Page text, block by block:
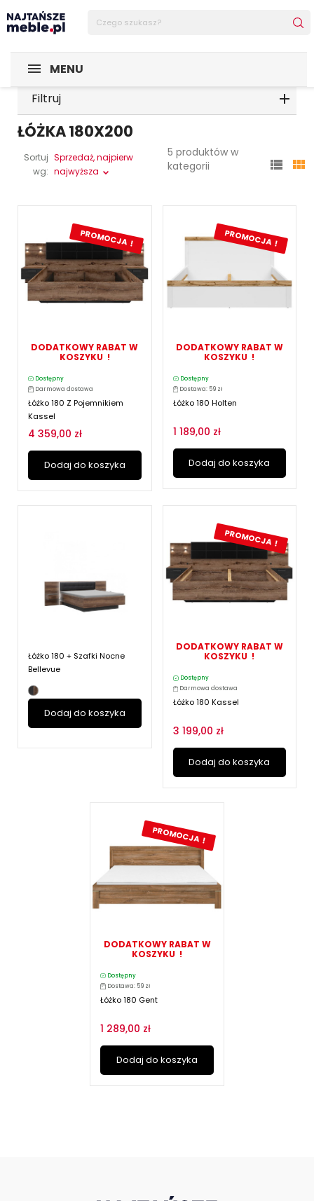
MENU
Filtruj
ŁÓŻKA 180X200
Sortuj
wg:
Sprzedaż, najpierw
najwyższa
5 produktów w
kategorii
 
PROMOCJA !
DODATKOWY RABAT W
KOSZYKU !
Dostępny
Darmowa dostawa
Łóżko 180 Z Pojemnikiem
Kassel
4 359,00 zł
Dodaj do koszyka
PROMOCJA !
DODATKOWY RABAT W
KOSZYKU !
Dostępny
Dostawa: 59 zł
Łóżko 180 Holten
1 189,00 zł
Dodaj do koszyka
Łóżko 180 + Szafki Nocne
Bellevue
Dodaj do koszyka
PROMOCJA !
DODATKOWY RABAT W
KOSZYKU !
Dostępny
Darmowa dostawa
Łóżko 180 Kassel
3 199,00 zł
Dodaj do koszyka
PROMOCJA !
DODATKOWY RABAT W
KOSZYKU !
Dostępny
Dostawa: 59 zł
Łóżko 180 Gent
1 289,00 zł
Dodaj do koszyka